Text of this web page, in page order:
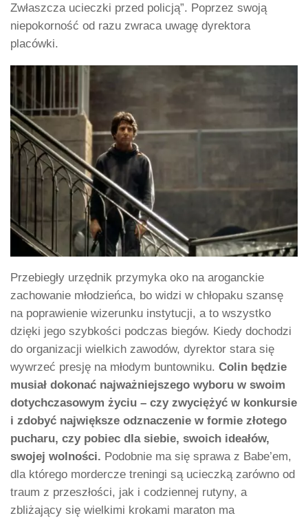
Zwłaszcza ucieczki przed policją”. Poprzez swoją
niepokorność od razu zwraca uwagę dyrektora
placówki.
Przebiegły urzędnik przymyka oko na aroganckie
zachowanie młodzieńca, bo widzi w chłopaku szansę
na poprawienie wizerunku instytucji, a to wszystko
dzięki jego szybkości podczas biegów. Kiedy dochodzi
do organizacji wielkich zawodów, dyrektor stara się
wywrzeć presję na młodym buntowniku. Colin będzie
musiał dokonać najważniejszego wyboru w swoim
dotychczasowym życiu – czy zwyciężyć w konkursie
i zdobyć największe odznaczenie w formie złotego
pucharu, czy pobiec dla siebie, swoich ideałów,
swojej wolności. Podobnie ma się sprawa z Babe’em,
dla którego mordercze treningi są ucieczką zarówno od
traum z przeszłości, jak i codziennej rutyny, a
zbliżający się wielkimi krokami maraton ma